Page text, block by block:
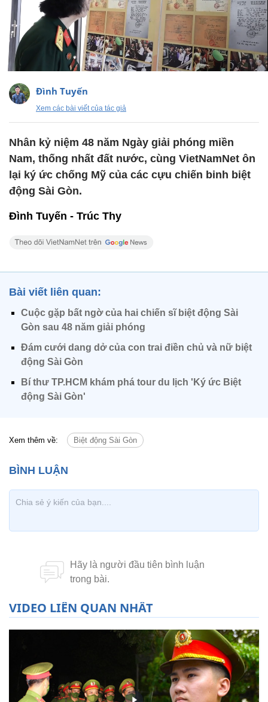
Đình Tuyến
Xem các bài viết của tác giả
Nhân kỷ niệm 48 năm Ngày giải phóng miền
Nam, thống nhất đất nước, cùng VietNamNet ôn
lại ký ức chống Mỹ của các cựu chiến binh biệt
động Sài Gòn.
Đình Tuyến - Trúc Thy
Bài viết liên quan:
Cuộc gặp bất ngờ của hai chiến sĩ biệt động Sài
Gòn sau 48 năm giải phóng
Đám cưới dang dở của con trai điền chủ và nữ biệt
động Sài Gòn
Bí thư TP.HCM khám phá tour du lịch 'Ký ức Biệt
động Sài Gòn'
Xem thêm về: Biệt động Sài Gòn
VIDEO LIÊN QUAN NHẤT